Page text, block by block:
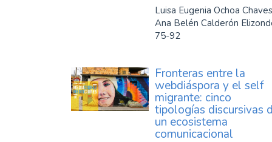
Luisa Eugenia Ochoa
Ana Belén Calderón
75-92
Fronteras entre la
webdiáspora y el self
migrante: cinco
tipologías discursivas
un ecosistema
comunicacional